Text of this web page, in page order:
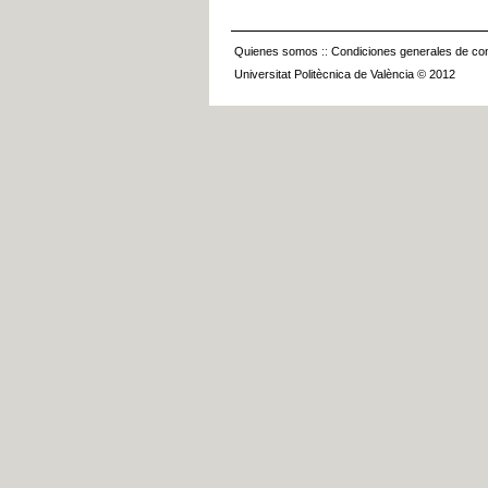
Quienes somos :: Condiciones generales de
Universitat Politècnica de València © 2012